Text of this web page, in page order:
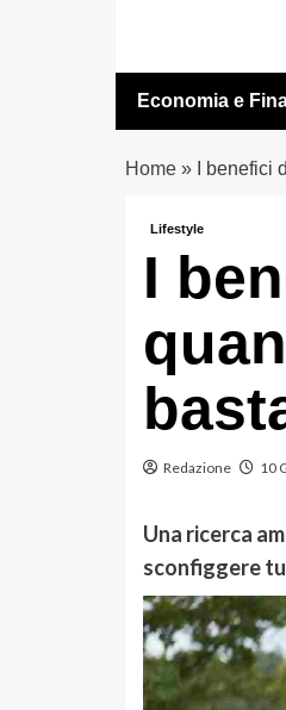
contenuto
Economia e
Home» I benefici
Lifestyle
I
Redazione 10
Una ricerca
sconfiggere